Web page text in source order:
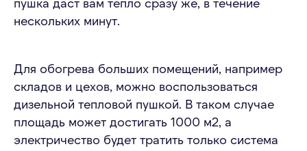
нескольких минут.
Для обогрева больших помещений, например
складов и цехов, можно воспользоваться
дизельной тепловой пушкой. В таком случае
площадь может достигать 1000 м2, а
электричество будет тратить только система